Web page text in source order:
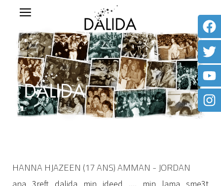
HANNA HJAZEEN (17 ANS) AMMAN - JORDAN